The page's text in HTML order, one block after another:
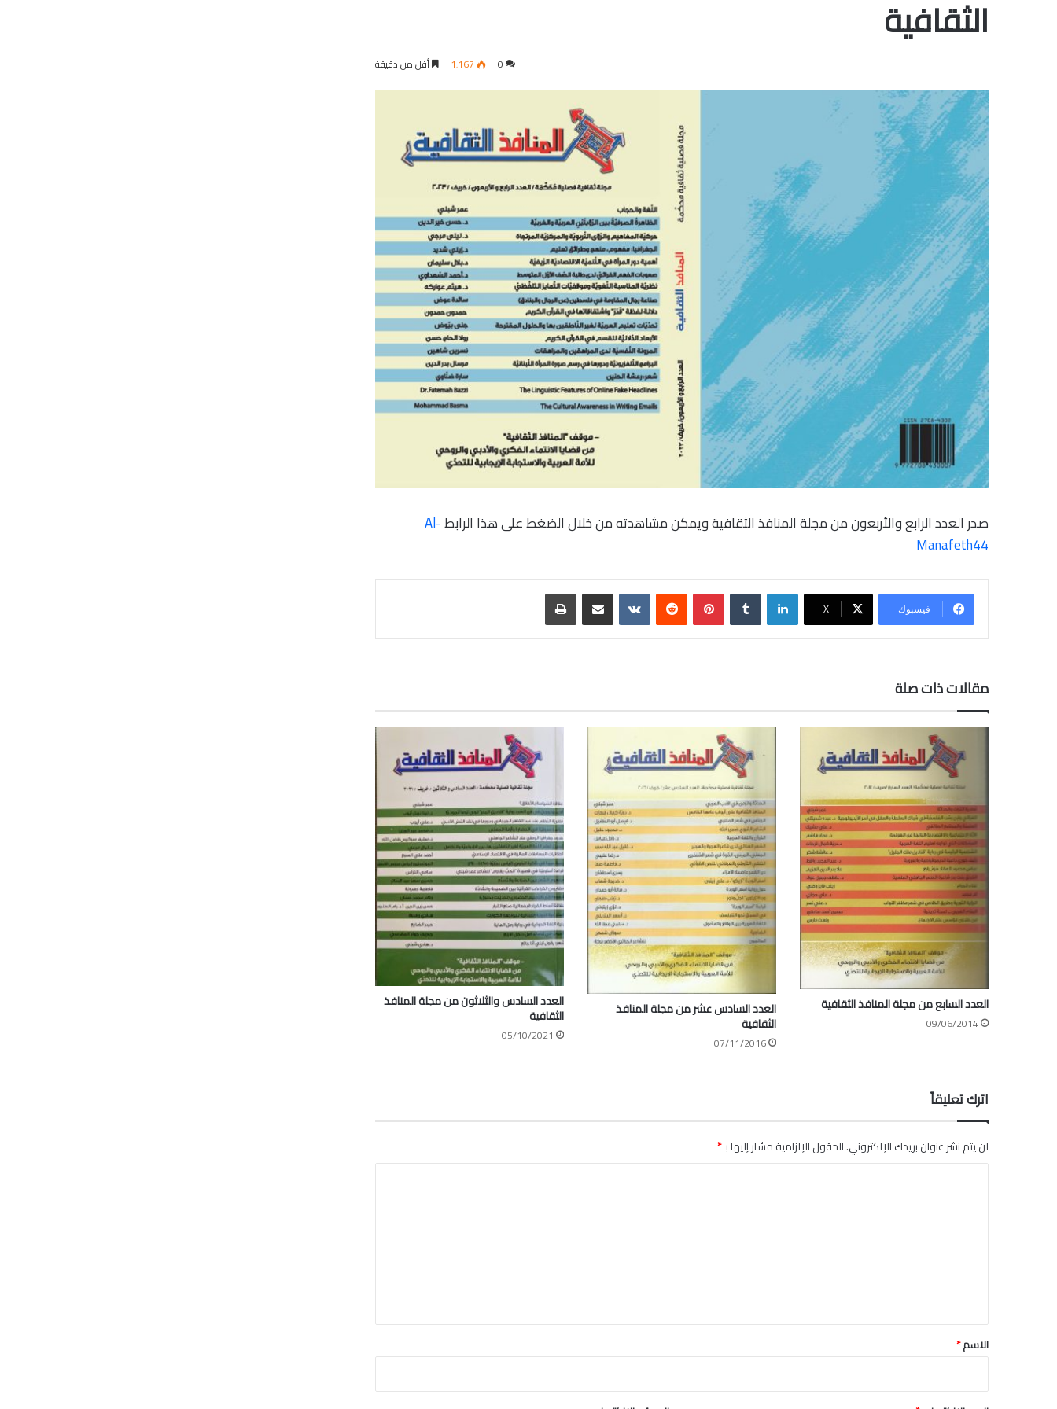
الثقافية
0 1٬167 أقل من دقيقة
صدر العدد الرابع والأربعون من مجلة المنافذ الثقافية ويمكن مشاهدته من خلال الضغط على هذا الرابطAl-
Manafeth44
فيسبوك ‫X
لينكدإن بينتيريست مشاركة عبر البريد طباعة
مقالات ذات صلة
العدد السابع من مجلة المنافذ الثقافية
09/06/2014
العدد السادس عشر من مجلة المنافذ
الثقافية
07/11/2016
العدد السادس والثلاثون من مجلة المنافذ
الثقافية
05/10/2021
اترك تعليقاً
لن يتم نشر عنوان بريدك الإلكتروني. الحقول الإلزامية مشار إليها بـ*
*
الاسم*